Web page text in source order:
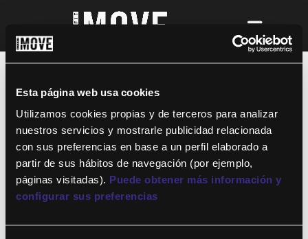
Esta página web usa cookies
Utilizamos cookies propias y de terceros para analizar
nuestros servicios y mostrarle publicidad relacionada
con sus preferencias en base a un perfil elaborado a
partir de sus hábitos de navegación (por ejemplo,
páginas visitadas). Puede obtener más información y
configurar sus preferencias
¡Para disfrutar de ALTAFIT MOVE tienes
así podrás acceder a todos nuestros
entrenamientos y clases online donde
quieras!